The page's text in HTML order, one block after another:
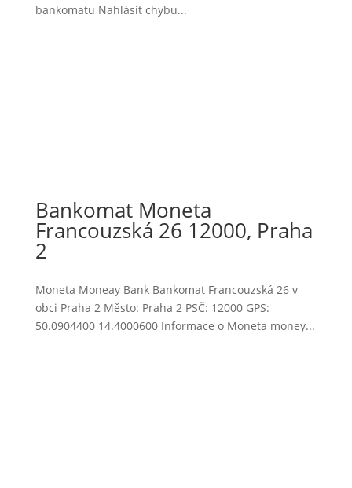
bankomatu Nahlásit chybu...
Bankomat Moneta
Francouzská 26 12000, Praha
2
Moneta Moneay Bank Bankomat Francouzská 26 v
obci Praha 2 Město: Praha 2 PSČ: 12000 GPS:
50.0904400 14.4000600 Informace o Moneta money...